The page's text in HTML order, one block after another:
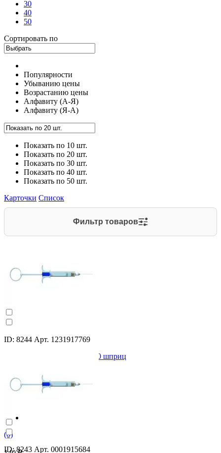
30
40
50
Сортировать по
Популярности
Убыванию цены
Возрастанию цены
Алфавиту (А-Я)
Алфавиту (Я-А)
Показать по 10 шт.
Показать по 20 шт.
Показать по 30 шт.
Показать по 40 шт.
Показать по 50 шт.
Карточки Список
Фильтр товаров
ID: 8244 Арт. 1231917769
Артикаин БИНЕРГИЯ 1:200 шприц
(0)
ID: 8243 Арт. 0001915684